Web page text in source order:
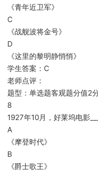
《青年近卫军》
C
《战舰波将金号》
D
《这里的黎明静悄悄》
学生答案：C
老师点评：
题型：单选题客观题分值2
8
1927年10月，好莱坞电影
A
《摩登时代》
B
《爵士歌王》